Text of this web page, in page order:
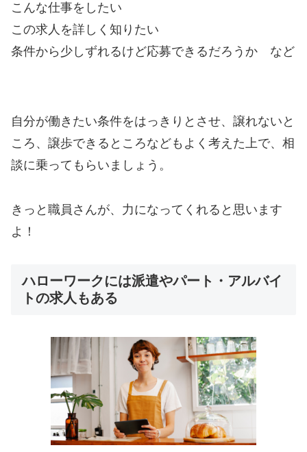
こんな仕事をしたい
この求人を詳しく知りたい
条件から少しずれるけど応募できるだろうか など
自分が働きたい条件をはっきりとさせ、譲れないと
ころ、譲歩できるところなどもよく考えた上で、相
談に乗ってもらいましょう。
きっと職員さんが、力になってくれると思います
よ！
ハローワークには派遣やパート・アルバイ
トの求人もある